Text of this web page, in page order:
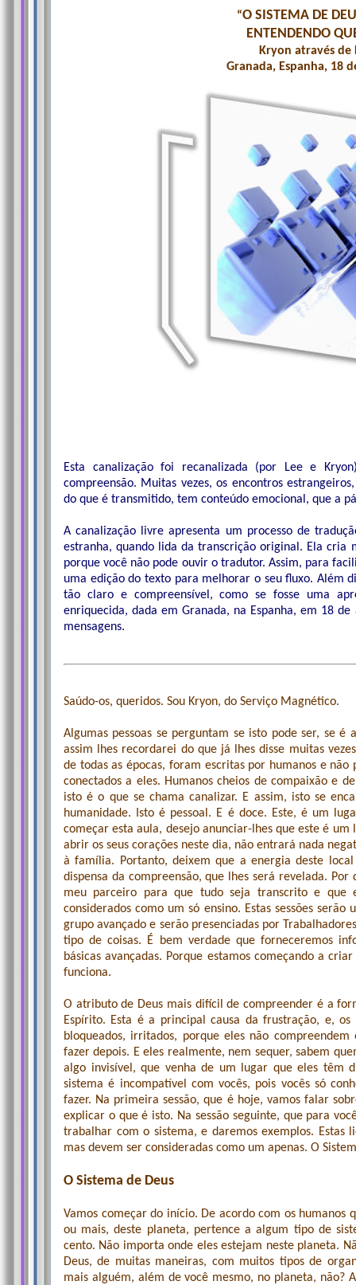
“O SISTEMA DE
ENTENDENDO
Kryon através de
Granada, Espanha, 18
Esta canalização foi recanalizada (por Lee e
compreensão. Muitas vezes, os encontros
do que é transmitido, tem conteúdo emocional, que a
A canalização livre apresenta um processo de
estranha, quando lida da transcrição original. Ela cria
porque você não pode ouvir o tradutor. Assim, para
uma edição do texto para melhorar o seu fluxo. Além
tão claro e compreensível, como se fosse uma
enriquecida, dada em Granada, na Espanha, em 18
mensagens.
Saúdo-os, queridos. Sou Kryon, do Serviço Magnético.
Algumas pessoas se perguntam se isto pode ser, se
assim lhes recordarei do que já lhes disse muitas
de todas as épocas, foram escritas por humanos e
conectados a eles. Humanos cheios de compaixão e
isto é o que se chama canalizar. E assim, isto se
humanidade. Isto é pessoal. E é doce. Este, é um
começar esta aula, desejo anunciar-lhes que este é
abrir os seus corações neste dia, não entrará nada
à família. Portanto, deixem que a energia deste
dispensa da compreensão, que lhes será revelada.
meu parceiro para que tudo seja transcrito e que
considerados como um só ensino. Estas sessões
grupo avançado e serão presenciadas por
tipo de coisas. É bem verdade que forneceremos
básicas avançadas. Porque estamos começando a
funciona.
O atributo de Deus mais difícil de compreender é a
Espírito. Esta é a principal causa da frustração, e, os
bloqueados, irritados, porque eles não
fazer depois. E eles realmente, nem sequer, sabem
algo invisível, que venha de um lugar que eles têm
sistema é incompatível com vocês, pois vocês só
fazer. Na primeira sessão, que é hoje, vamos falar
explicar o que é isto. Na sessão seguinte, que para
trabalhar com o sistema, e daremos exemplos. Estas
mas devem ser consideradas como um apenas. O
O Sistema de Deus
Vamos começar do início. De acordo com os humanos
ou mais, deste planeta, pertence a algum tipo de
cento. Não importa onde eles estejam neste planeta.
Deus, de muitas maneiras, com muitos tipos de
mais alguém, além de você mesmo, no planeta, não?